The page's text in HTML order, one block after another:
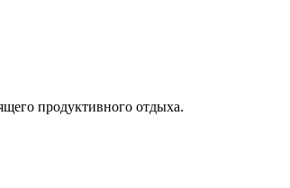
продуктивного отдыха.